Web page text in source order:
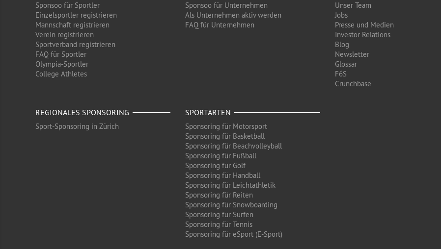
Sponsoo für Sportler
Einzelsportler registrieren
Mannschaft registrieren
Verein registrieren
Sportverband registrieren
FAQ für Sportler
Olympia-Sportler
College Athletes
Sponsoo für Unternehmen
Als Unternehmen aktiv werden
FAQ für Unternehmen
Unser Team
Jobs
Presse und Medien
Investor Relations
Blog
Newsletter
Glossar
F6S
Crunchbase
REGIONALES SPONSORING
Sport-Sponsoring in Zürich
SPORTARTEN
Sponsoring für Motorsport
Sponsoring für Basketball
Sponsoring für Beachvolleyball
Sponsoring für Fußball
Sponsoring für Golf
Sponsoring für Handball
Sponsoring für Leichtathletik
Sponsoring für Reiten
Sponsoring für Snowboarding
Sponsoring für Surfen
Sponsoring für Tennis
Sponsoring für eSport (E-Sport)